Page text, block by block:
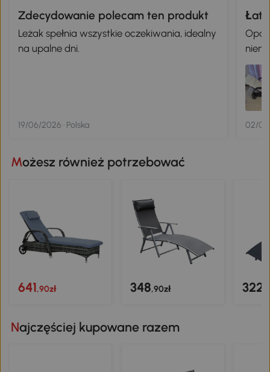
Zdecydowanie polecam ten produkt
Leżak spełnia wszystkie oczekiwania, idealny
na upalne dni.
19/06/2026 · Polska
mam
02/
Możesz również potrzebować
641,90zł 348,90zł 322
Najczęściej kupowane razem